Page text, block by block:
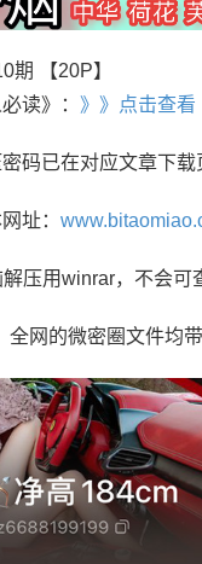
期 【20P】
读》： 》》点击查看
码已在对应文章下载
址：
压用winrar，不会可
网的微密圈文件均